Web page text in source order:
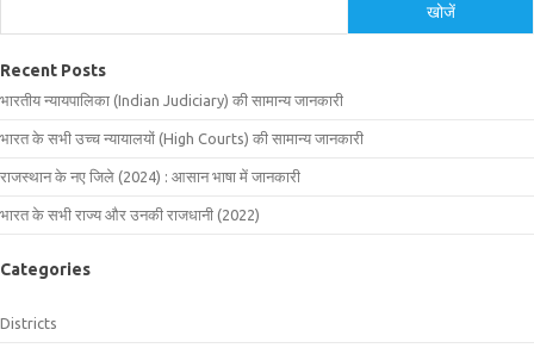
खोजें
Recent Posts
भारतीय न्यायपालिका (Indian Judiciary) की सामान्य जानकारी
भारत के सभी उच्च न्यायालयों (High Courts) की सामान्य जानकारी
राजस्थान के नए जिले (2024) : आसान भाषा में जानकारी
भारत के सभी राज्य और उनकी राजधानी (2022)
Categories
Districts